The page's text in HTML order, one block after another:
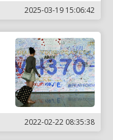
2025-03-19 15:06:42
2022-02-22 08:35:38